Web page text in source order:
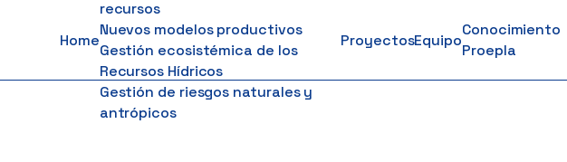
Home
recursos
Nuevos modelos productivos
Gestión ecosistémica de los
Recursos Hídricos
Gestión de riesgos naturales y
antrópicos
ProyectosEquipo
Conocimiento
Proepla